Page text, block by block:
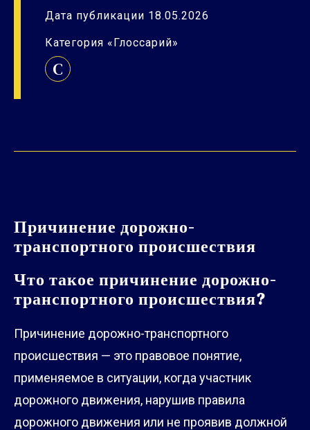
Дата публикации 18.05.2026
Категория «Глоссарий»
C
Причинение дорожно-
транспортного происшествия
Что такое причинение дорожно-
транспортного происшествия?
Причинение дорожно-транспортного
происшествия — это правовое понятие,
применяемое в ситуации, когда участник
дорожного движения, нарушив правила
дорожного движения или не проявив должной